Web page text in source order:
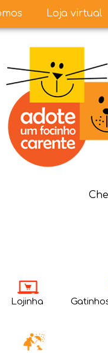
Lojinha
Loja virtual